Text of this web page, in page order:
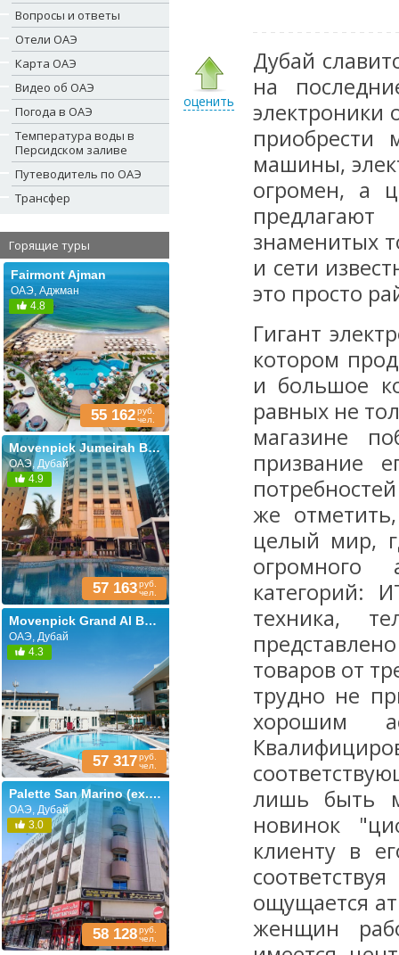
Вопросы и ответы
Отели ОАЭ
Карта ОАЭ
Видео об ОАЭ
Погода в ОАЭ
Температура воды в
Персидском заливе
Путеводитель по ОАЭ
Трансфер
Горящие туры
Fairmont Ajman
ОАЭ, Аджман
4.8
55 162руб.
чел.
Movenpick Jumeirah Beach
ОАЭ, Дубай
4.9
57 163руб.
чел.
Movenpick Grand Al Bustan Dubai (ех. Roda Al Bustan Dubai Airport; Al Bustan Rotana)
ОАЭ, Дубай
4.3
57 317руб.
чел.
Palette San Marino (ex. San Marino; San Marco)
ОАЭ, Дубай
3.0
58 128руб.
чел.
оценить
Дубай
на
электроники
приобрести
машины,
огромен, а
знаменитых
и сети
это просто
Гигант
котором
и большое
равных не
магазине
призвание
же
целый мир,
огромного
категорий:
техника,
товаров от
трудно не
хорошим
лишь быть
новинок
клиенту в
ощущается
женщин